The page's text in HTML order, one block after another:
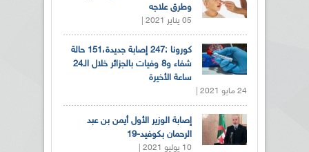
وطرق علاجه
05 يناير 2021 |
كورونا :247 إصابة جديدة،151 حالة
شفاء و8 وفيات بالجزائر خلال الـ24
ساعة الأخيرة
24 مايو 2021 |
إصابة الوزير الأول أيمن بن عبد
الرحمان بكوفيد-19
10 يوليو 2021 |